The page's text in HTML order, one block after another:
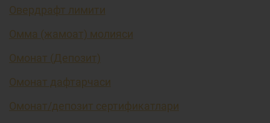
Овердрафт лимити
Омма (жамоат) молияси
Омонат (Депозит)
Омонат дафтарчаси
Омонат/депозит сертификатлари